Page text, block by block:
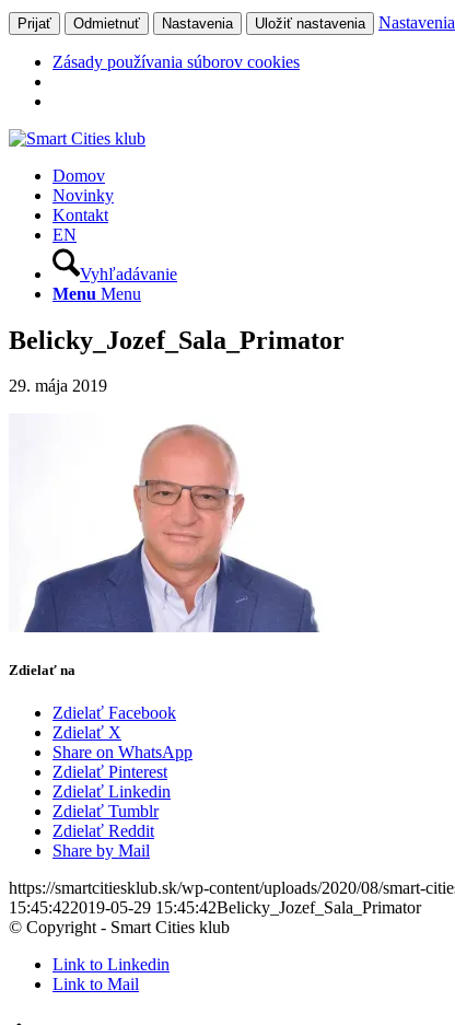
Prijať Odmietnuť Nastavenia Uložiť nastavenia Nastavenia
Zásady používania súborov cookies
Domov
Novinky
Kontakt
EN
Vyhľadávanie
Menu Menu
Belicky_Jozef_Sala_Primator
29. mája 2019
Zdielať na
Zdielať Facebook
Zdielať X
Share on WhatsApp
Zdielať Pinterest
Zdielať Linkedin
Zdielať Tumblr
Zdielať Reddit
Share by Mail
https://smartcitiesklub.sk/wp-content/uploads/2020/08/smart-
15:45:422019-05-29 15:45:42Belicky_Jozef_Sala_Primator
© Copyright - Smart Cities klub
Link to Linkedin
Link to Mail